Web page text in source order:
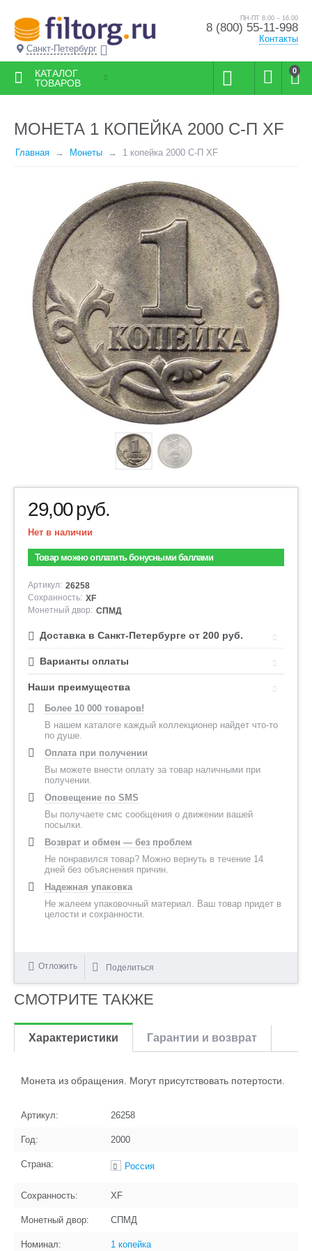
Санкт-Петербург
ПН-ПТ 8.00 – 16.00
8 (800) 55-11-998
Контакты
0
КАТАЛОГ
ТОВАРОВ
МОНЕТА 1 КОПЕЙКА 2000 С-П XF
Главная Монеты 1 копейка 2000 С-П XF
29,00руб.
Нет в наличии
Товар можно оплатить бонусными баллами
Артикул: 26258
Сохранность: XF
Монетный двор: СПМД
Доставка в Санкт-Петербурге от 200 руб.
Варианты оплаты
Наши преимущества
Более 10 000 товаров!
В нашем каталоге каждый коллекционер найдет что-то
по душе.
Оплата при получении
Вы можете внести оплату за товар наличными при
получении.
Оповещение по SMS
Вы получаете смс сообщения о движении вашей
посылки.
Возврат и обмен — без проблем
Не понравился товар? Можно вернуть в течение 14
дней без объяснения причин.
Надежная упаковка
Не жалеем упаковочный материал. Ваш товар придет в
целости и сохранности.
Отложить Поделиться
СМОТРИТЕ ТАКЖЕ
Характеристики Гарантии и возврат
Монета из обращения. Могут присутствовать потертости.
Артикул: 26258
Год: 2000
Страна: Россия
Сохранность: XF
Монетный двор: СПМД
Номинал: 1 копейка